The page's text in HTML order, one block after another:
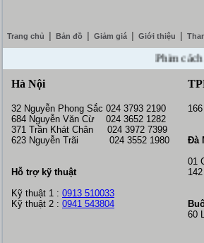
Trang chủ Bản đồ Giảm giá Giới thiệu
Phim cách
Hà Nội
32 Nguyễn Phong Sắc 024 3793 2190
684 Nguyễn Văn Cừ 024 3652 1282
371 Trần Khát Chân 024 3972 7399
623 Nguyễn Trãi 024 3552 1980
Hỗ trợ kỹ thuật
Kỹ thuật 1 : 0913 510033
Kỹ thuật 2 : 0941 543804
Đà
01
60